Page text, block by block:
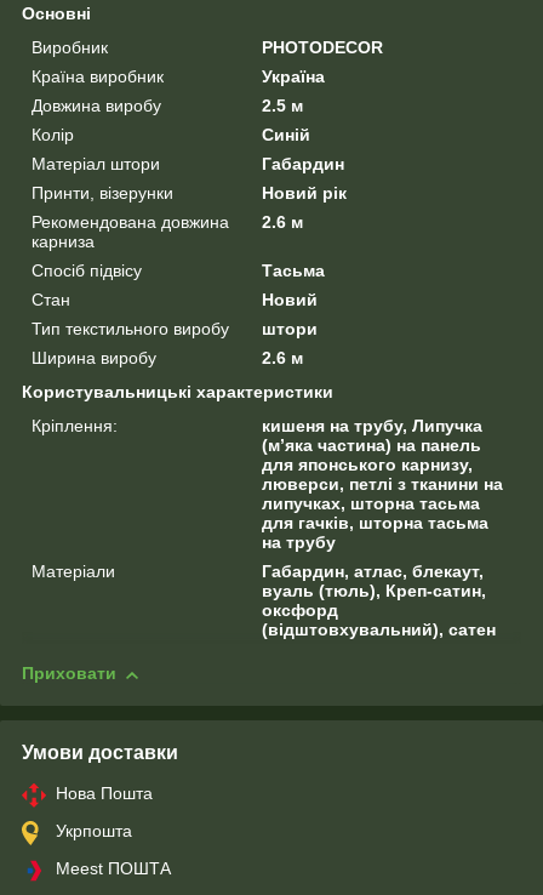
Основні
Виробник
PHOTODECOR
Країна виробник
Україна
Довжина виробу
2.5 м
Колір
Синій
Матеріал штори
Габардин
Принти, візерунки
Новий рік
Рекомендована довжина
карниза
2.6 м
Спосіб підвісу
Тасьма
Стан
Новий
Тип текстильного виробу
штори
Ширина виробу
2.6 м
Користувальницькі характеристики
Кріплення:
кишеня на трубу, Липучка
(м’яка частина) на панель
для японського карнизу,
люверси, петлі з тканини на
липучках, шторна тасьма
для гачків, шторна тасьма
на трубу
Матеріали
Габардин, атлас, блекаут,
вуаль (тюль), Креп-сатин,
оксфорд
(відштовхувальний), сатен
Приховати
Умови доставки
Нова Пошта
Укрпошта
Meest ПОШТА